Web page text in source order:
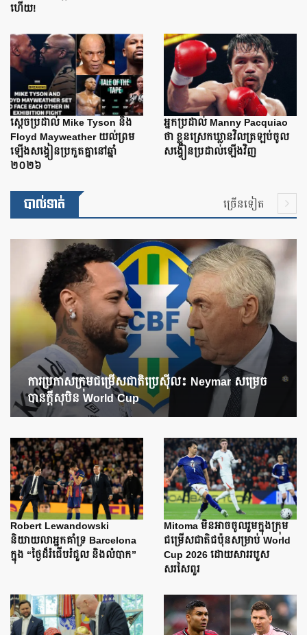
ហើយ!
ស្តេចប្រដាល់ Mike Tyson និង
Floyd Mayweather យល់ព្រម
ឡើងសង្វៀនប្រកួតគ្នានៅឆ្នាំ
២០២៦
អ្នកប្រដាល់ Manny Pacquiao
ថា ខ្លួនស្រេកឃ្លានវិលត្រឡប់ចូល
សង្វៀនប្រដាល់ឡើងវិញ
បាល់ទាត់ ច្រើនទៀត
ការប្រកាសក្រុមជម្រើសជាតិប្រេស៊ីល៖ Neymar សម្រេច
បានក្តីសុបិន World Cup
Robert Lewandowski
និយាយលាអ្នកគាំទ្រ Barcelona
ក្នុង “ថ្ងៃដ៏រំជើបរំជួល និងលំបាក”
Mitoma មិនអាចចូលរួមក្នុងក្រុម
ជម្រើសជាតិជប៉ុនសម្រាប់ World
Cup 2026 ដោយសាររបួស
សរសៃពួរ